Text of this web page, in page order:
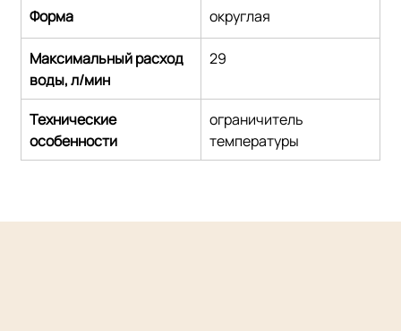
Форма округлая
Максимальный расход
воды, л/мин
29
Технические
особенности
ограничитель
температуры